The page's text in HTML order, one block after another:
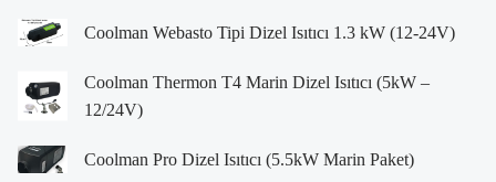
Coolman Webasto Tipi Dizel Isıtıcı 1.3 kW (12-24V)
Coolman Thermon T4 Marin Dizel Isıtıcı (5kW –
12/24V)
Coolman Pro Dizel Isıtıcı (5.5kW Marin Paket)